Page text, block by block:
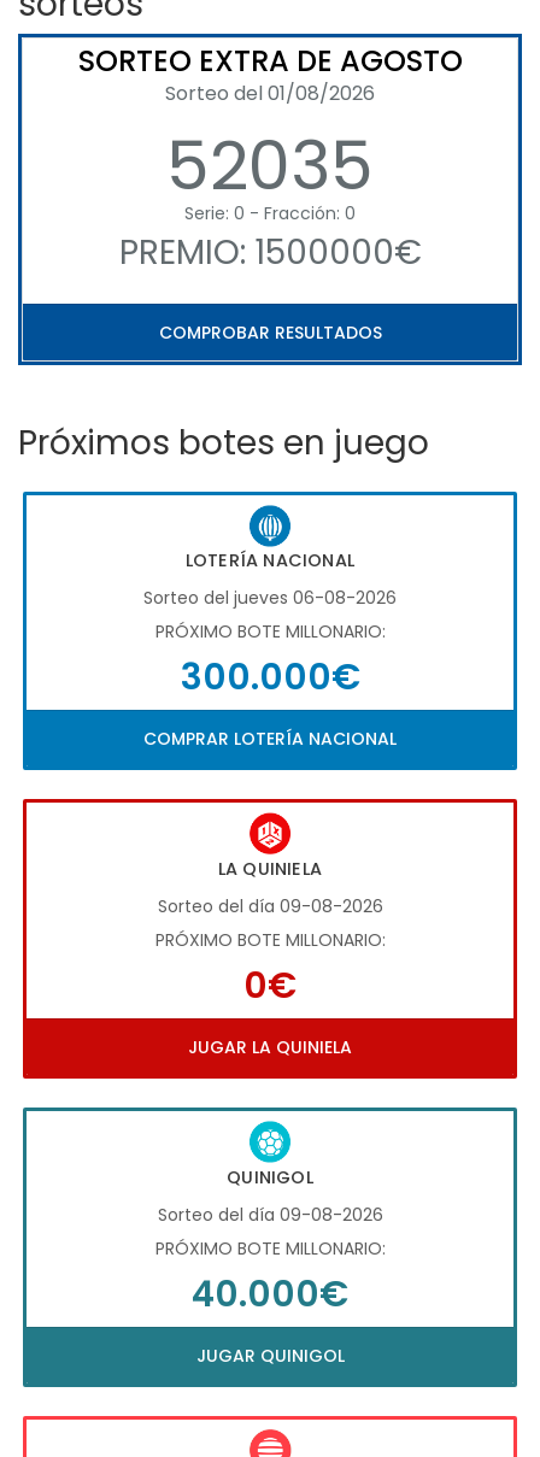
SORTEO EXTRA DE AGOSTO
Sorteo del 01/08/2026
52035
Serie: 0 - Fracción: 0
PREMIO: 1500000€
COMPROBAR RESULTADOS
Próximos botes en juego
LOTERÍA NACIONAL
Sorteo del jueves 06-08-2026
PRÓXIMO BOTE MILLONARIO:
300.000€
COMPRAR LOTERÍA NACIONAL
LA QUINIELA
Sorteo del día 09-08-2026
PRÓXIMO BOTE MILLONARIO:
0€
JUGAR LA QUINIELA
QUINIGOL
Sorteo del día 09-08-2026
PRÓXIMO BOTE MILLONARIO:
40.000€
JUGAR QUINIGOL